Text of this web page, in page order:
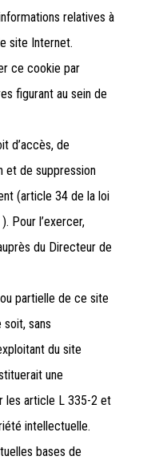
relatives à
site Internet.
ce cookie par
figurant au sein de
d’accès, de
et de suppression
(article 34 de la loi
Pour l’exercer,
du Directeur de
partielle de ce site
sans
du site
une
les article L 335-2 et
intellectuelle.
bases de